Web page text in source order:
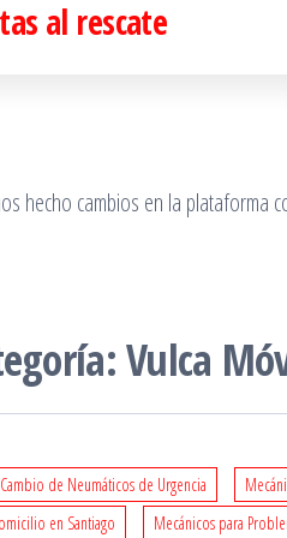
al rescate
hecho cambios en la plataforma
Vulca
Cambio de Neumáticos de Urgencia
en Santiago
Mecánicos para